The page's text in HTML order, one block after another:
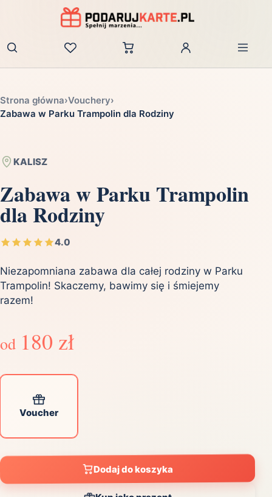
Zaloguj
Strona główna›Vouchery›
Zabawa w Parku Trampolin dla Rodziny
KALISZ
Zabawa w Parku Trampolin
dla Rodziny
4.0
Niezapomniana zabawa dla całej rodziny w Parku
Trampolin! Skaczemy, bawimy się i śmiejemy
razem!
od 180 zł
Voucher
Dodaj do koszyka